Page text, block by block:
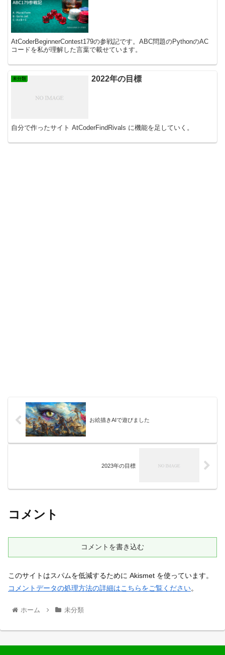
AtCoderBeginnerContest179の参戦記です。ABC問題のPythonのAC
コードを私が理解した言葉で載せています。
未分類 2022年の目標
自分で作ったサイト AtCoderFindRivals に機能を足していく。
お絵描きAIで遊びました
2023年の目標
コメント
コメントを書き込む
このサイトはスパムを低減するために Akismet を使っています。
コメントデータの処理方法の詳細はこちらをご覧ください。
ホーム 未分類